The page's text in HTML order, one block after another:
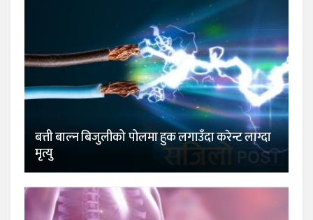
बत्ती बाल्न बिजुलीको पोलमा हुक लगाउँदा करेन्ट लाग्दा
मृत्यु